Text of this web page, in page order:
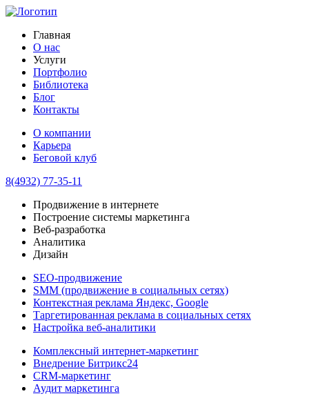
Главная
О нас
Услуги
Портфолио
Библиотека
Блог
Контакты
О компании
Карьера
Беговой клуб
8(4932) 77-35-11
Продвижение в интернете
Построение системы маркетинга
Веб-разработка
Аналитика
Дизайн
SEO-продвижение
SMM (продвижение в социальных сетях)
Контекстная реклама Яндекс, Google
Таргетированная реклама в социальных сетях
Настройка веб-аналитики
Комплексный интернет-маркетинг
Внедрение Битрикс24
CRM-маркетинг
Аудит маркетинга